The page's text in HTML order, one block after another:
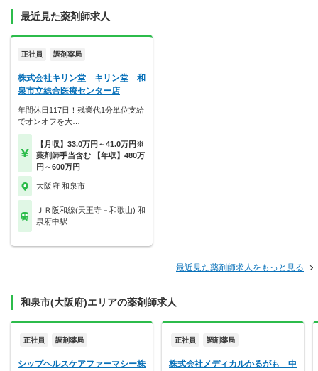
最近見た薬剤師求人
正社員 調剤薬局
株式会社キリン堂 キリン堂 和
泉市立総合医療センター店
年間休日117日！残業代1分単位支給
でオンオフを大…
【月収】33.0万円～41.0万円※
薬剤師手当含む 【年収】480万
円～600万円
大阪府 和泉市
ＪＲ阪和線(天王寺－和歌山) 和
泉府中駅
最近見た薬剤師求人をもっと見る
和泉市(大阪府)エリアの薬剤師求人
正社員 調剤薬局
シップヘルスケアファーマシー株
正社員 調剤薬局
株式会社メディカルかるがも 中